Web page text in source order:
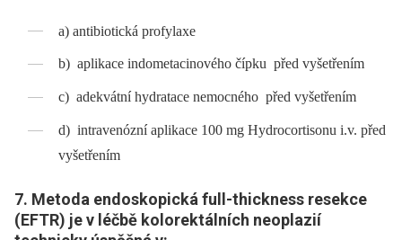
a) antibiotická profylaxe
b) aplikace indometacinového čípku před vyšetřením
c) adekvátní hydratace nemocného před vyšetřením
d) intravenózní aplikace 100 mg Hydrocortisonu i.v. před
vyšetřením
7. Metoda endoskopická full-thickness resekce
(EFTR) je v léčbě kolorektálních neoplazií